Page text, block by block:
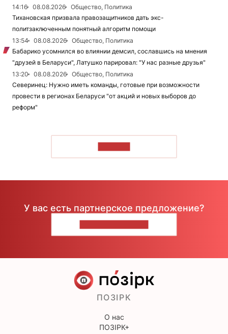
14:16
08.08.2026
Общество, Политика
Тихановская призвала правозащитников дать экс-
политзаключенным понятный алгоритм помощи
13:54
08.08.2026
Общество, Политика
Бабарико усомнился во влиянии демсил, сославшись на мнения
"друзей в Беларуси", Латушко парировал: "У нас разные друзья"
13:20
08.08.2026
Общество, Политика
Северинец: Нужно иметь команды, готовые при возможности
провести в регионах Беларуси "от акций и новых выборов до
реформ"
У вас есть партнерское предложение?
ПОЗІРК
О нас
ПОЗІРК+